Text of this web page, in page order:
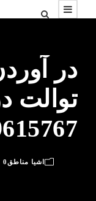
در
توالت
اشیا مناطق 0